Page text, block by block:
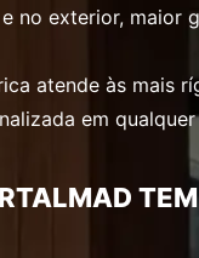
e no exterior, maior
atende às mais
em